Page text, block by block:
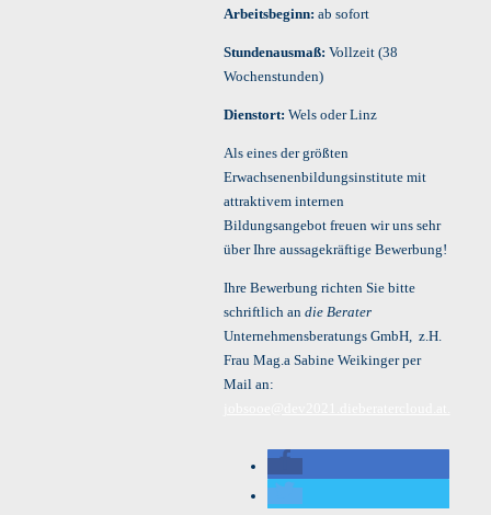
Arbeitsbeginn: ab sofort
Stundenausmaß: Vollzeit (38
Wochenstunden)
Dienstort: Wels oder Linz
Als eines der größten
Erwachsenenbildungsinstitute mit
attraktivem internen
Bildungsangebot freuen wir uns sehr
über Ihre aussagekräftige Bewerbung!
Ihre Bewerbung richten Sie bitte
schriftlich an die Berater
Unternehmensberatungs GmbH, z.H.
Frau Mag.a Sabine Weikinger per
Mail an: